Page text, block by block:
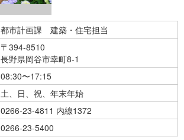
都市計画課 建築・住宅担当
〒394-8510
長野県岡谷市幸町8-1
08:30〜17:15
土、日、祝、年末年始
0266-23-4811 内線1372
0266-23-5400